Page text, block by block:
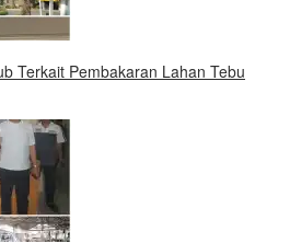
Terkait Pembakaran Lahan Tebu